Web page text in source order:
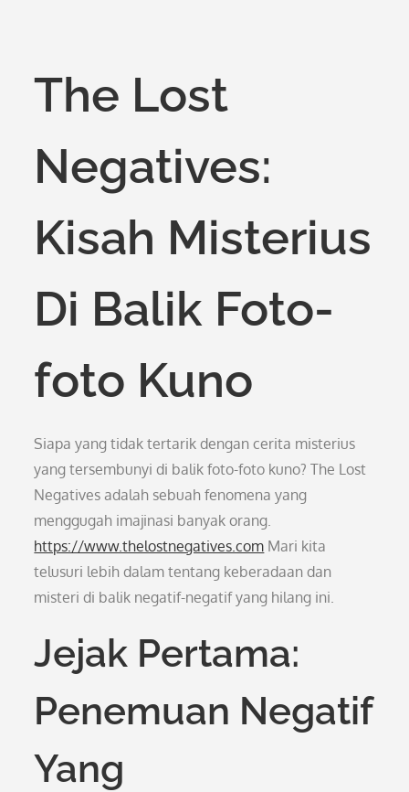
The Lost
Negatives:
Kisah Misterius
Di Balik Foto-
foto Kuno
Siapa yang tidak tertarik dengan cerita misterius
yang tersembunyi di balik foto-foto kuno? The Lost
Negatives adalah sebuah fenomena yang
menggugah imajinasi banyak orang.
https://www.thelostnegatives.com Mari kita
telusuri lebih dalam tentang keberadaan dan
misteri di balik negatif-negatif yang hilang ini.
Jejak Pertama:
Penemuan Negatif
Yang